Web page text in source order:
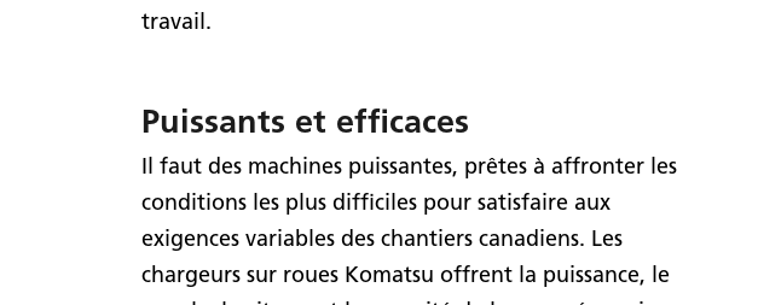
travail.
Puissants et efficaces
Il faut des machines puissantes, prêtes à affronter les
conditions les plus difficiles pour satisfaire aux
exigences variables des chantiers canadiens. Les
chargeurs sur roues Komatsu offrent la puissance, le